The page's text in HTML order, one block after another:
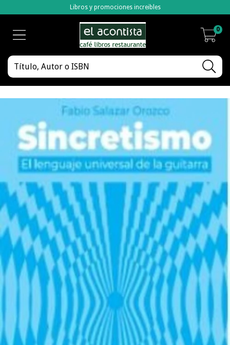
Libros y promociones increibles
0